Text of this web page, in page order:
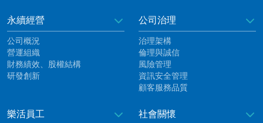
永續經營
公司概況
營運組織
財務績效、股權結構
研發創新
公司治理
治理架構
倫理與誠信
風險管理
資訊安全管理
顧客服務品質
樂活員工 社會關懷